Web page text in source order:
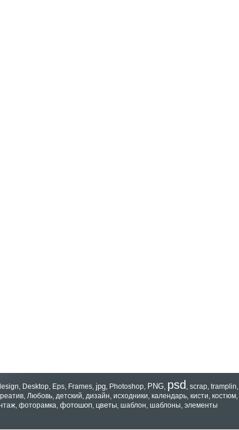
, Desktop, Eps, Frames, jpg, Photoshop, PNG, psd , scrap, tramplin,
, Любовь, детский, дизайн, исходники, календарь, кисти, костюм,
, фоторамка, фотошоп, цветы, шаблон, шаблоны, элементы